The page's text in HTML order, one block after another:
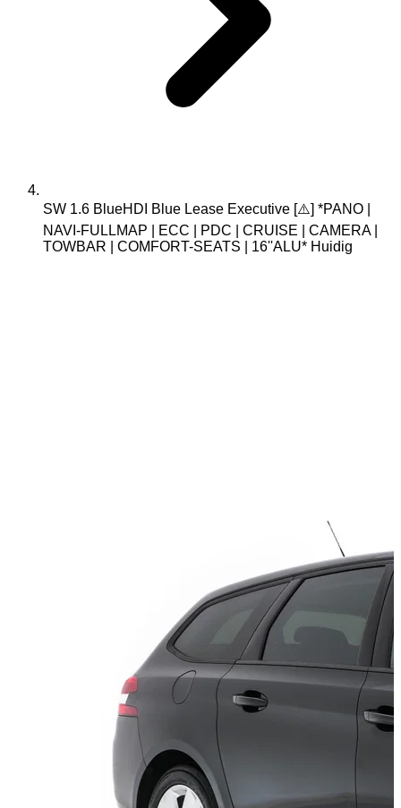
SW 1.6 BlueHDI Blue Lease Executive [⚠️] *PANO |
NAVI-FULLMAP | ECC | PDC | CRUISE | CAMERA |
TOWBAR | COMFORT-SEATS | 16''ALU* Huidig